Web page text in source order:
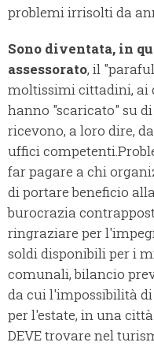
problemi irrisolti da
Sono diventata, in
assessorato, il
moltissimi cittadini, ai
hanno "scaricato" su
ricevono, a loro dire,
uffici competenti.
far pagare a chi
di portare beneficio
burocrazia
ringraziare per
soldi disponibili per i
comunali, bilancio
da cui l'impossibilità
per l'estate, in una
DEVE trovare nel